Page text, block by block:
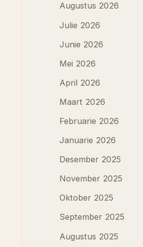
Augustus 2026
Julie 2026
Junie 2026
Mei 2026
April 2026
Maart 2026
Februarie 2026
Januarie 2026
Desember 2025
November 2025
Oktober 2025
September 2025
Augustus 2025